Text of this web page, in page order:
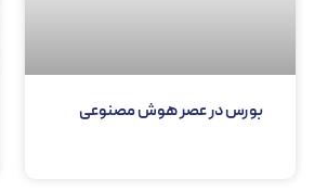
بورس در عصر هوش مصنوعی